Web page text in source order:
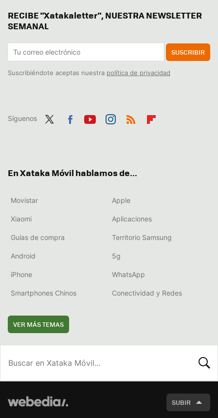
RECIBE "Xatakaletter", NUESTRA NEWSLETTER
SEMANAL
SUSCRIBIR
Suscribiéndote aceptas nuestra política de privacidad
Síguenos
En Xataka Móvil hablamos de...
Movistar Apple
Xiaomi Aplicaciones
Guías de compra Territorio Samsung
Android 5g
iPhone WhatsApp
Smartphones Chinos Conectividad y Redes
VER MÁS TEMAS
SUBIR